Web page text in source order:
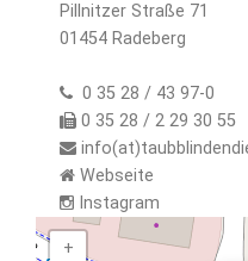
Pillnitzer Straße 71
01454 Radeberg
0 35 28 / 43 97-0
0 35 28 / 2 29 30 55
Webseite
Instagram
+